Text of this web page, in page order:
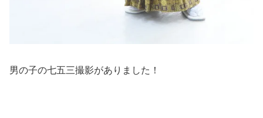
男の子の七五三撮影がありました！